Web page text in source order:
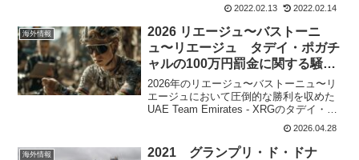
ントがあり、活性化した集団を抑えるの
は容易ではな...
2022.02.13 2022.02.14
海外情報
2026 リエージュ〜バストーニ
ュ〜リエージュ タデイ・ポガチ
ャルの100万円罰金に関する騒動
の真相
2026年のリエージュ〜バストーニュ〜リ
エージュにおいて圧倒的な勝利を収めた
UAE Team Emirates - XRGのタデイ・ポ
ガチャルだったが、レース直後に思わぬ
騒動に巻き込まれた。大会の審査員か
ら、5000スイスフラン(約100万...
2026.04.28
海外情報
2021 グランプリ・ド・ドナ